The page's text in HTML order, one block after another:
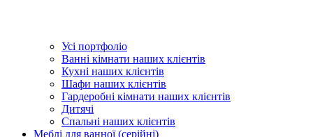
Усі портфоліо
Ванні кімнати наших клієнтів
Кухні наших клієнтів
Шафи наших клієнтів
Гардеробні кімнати наших клієнтів
Дитячі
Спальні наших клієнтів
Меблі для ванної (серійні)